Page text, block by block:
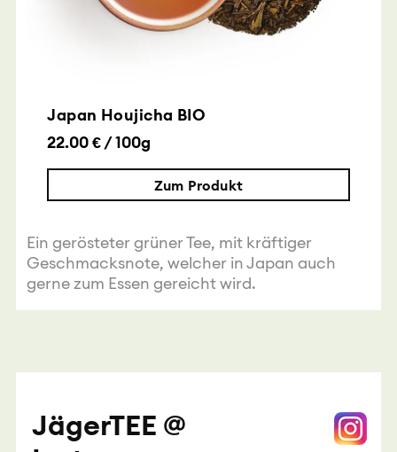
Japan Houjicha BIO
22.00 € / 100g
Zum Produkt
Ein gerösteter grüner Tee, mit kräftiger
Geschmacksnote, welcher in Japan auch
gerne zum Essen gereicht wird.
JägerTEE @